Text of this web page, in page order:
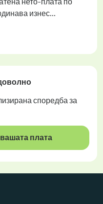
изнес...
споредба за
плата